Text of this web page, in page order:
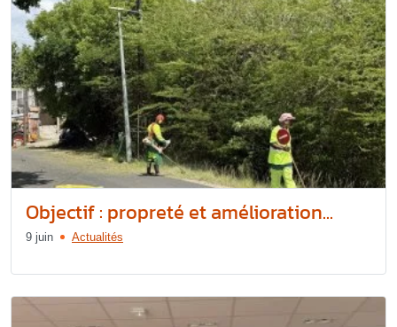
Objectif : propreté et amélioration...
9 juin Actualités